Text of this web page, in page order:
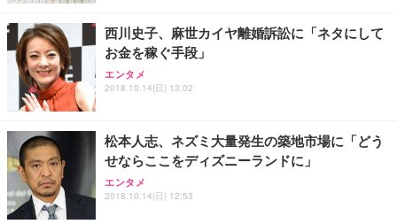
西川史子、麻世カイヤ離婚訴訟に「ネタにして
お金を稼ぐ手段」
エンタメ
2018.10.14(日) 13:02
松本人志、ネズミ大量発生の築地市場に「どう
せならここをディズニーランドに」
エンタメ
2018.10.14(日) 12:53